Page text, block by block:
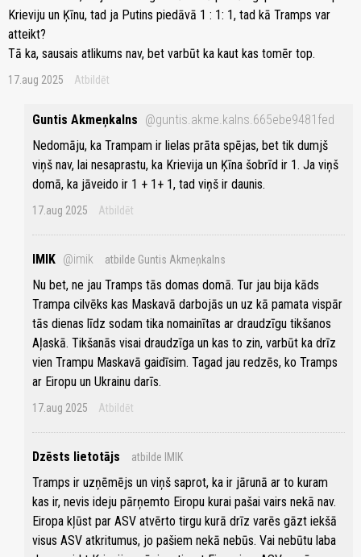
Krieviju un Ķīnu, tad ja Putins piedāvā 1 : 1: 1, tad kā Tramps var
atteikt?
Tā ka, sausais atlikums nav, bet varbūt ka kaut kas tomēr top.
17.aug 2025 Atbildēt
Guntis Akmeņkalns @guntis.akme.kalns.665ebe9481fed
Nedomāju, ka Trampam ir lielas prāta spējas, bet tik dumjš
viņš nav, lai nesaprastu, ka Krievija un Ķīna šobrīd ir 1. Ja viņš
domā, ka jāveido ir 1 + 1+ 1, tad viņš ir daunis.
17.aug 2025 Atbildēt
IMIK @imik atbilde Guntis Akmeņkalns
Nu bet, ne jau Tramps tās domas domā. Tur jau bija kāds
Trampa cilvēks kas Maskavā darbojās un uz kā pamata vispār
tās dienas līdz sodam tika nomainītas ar draudzīgu tikšanos
Aļaskā. Tikšanās visai draudzīga un kas to zin, varbūt ka drīz
vien Trampu Maskavā gaidīsim. Tagad jau redzēs, ko Tramps
ar Eiropu un Ukrainu darīs.
17.aug 2025 Atbildēt
Dzēsts lietotājs atbilde IMIK
Tramps ir uzņēmējs un viņš saprot, ka ir jārunā ar to kuram
kas ir, nevis ideju pārņemto Eiropu kurai pašai vairs nekā nav.
Eiropa kļūst par ASV atvērto tirgu kurā drīz varēs gāzt iekšā
visus ASV atkritumus, jo pašiem nekā nebūs. Vai nebūtu laba